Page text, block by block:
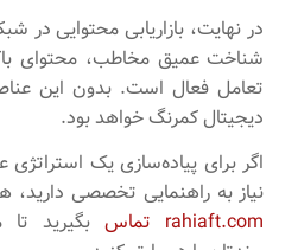
در نهایت، بازاریابی محتوایی در
شناخت عمیق مخاطب، محتوای
تعامل فعال است. بدون این
دیجیتال کمرنگ خواهد بود.
اگر برای پیاده‌سازی یک استراتژی
نیاز به راهنمایی تخصصی دارید،
rahiaft.com تماسبگیرید تا